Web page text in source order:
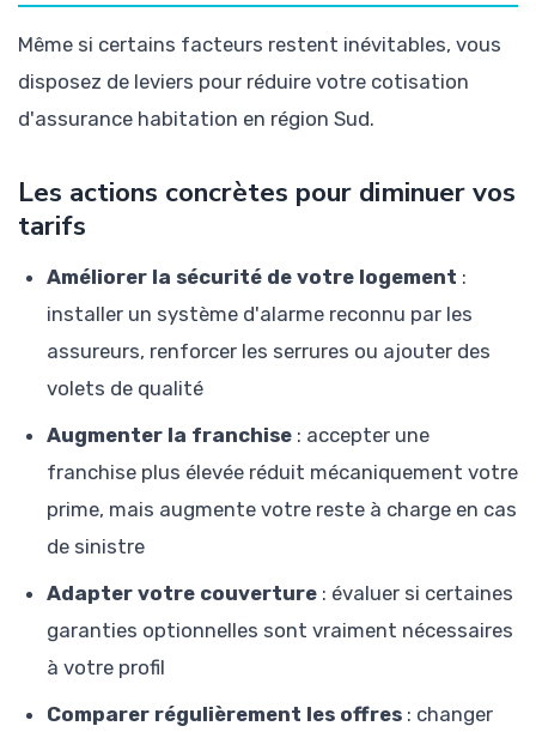
Même si certains facteurs restent inévitables, vous
disposez de leviers pour réduire votre cotisation
d'assurance habitation en région Sud.
Les actions concrètes pour diminuer vos
tarifs
Améliorer la sécurité de votre logement :
installer un système d'alarme reconnu par les
assureurs, renforcer les serrures ou ajouter des
volets de qualité
Augmenter la franchise : accepter une
franchise plus élevée réduit mécaniquement votre
prime, mais augmente votre reste à charge en cas
de sinistre
Adapter votre couverture : évaluer si certaines
garanties optionnelles sont vraiment nécessaires
à votre profil
Comparer régulièrement les offres : changer